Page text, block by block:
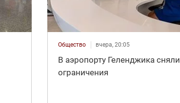
Общество вчера, 20:05
В аэропорту Геленджика сняли
ограничения